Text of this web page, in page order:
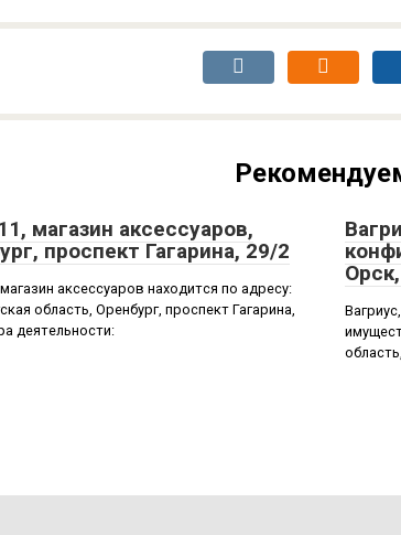
магазин аксессуаров,
проспект Гагарина, 29/2
аксессуаров находится по адресу:
область, Оренбург, проспект Гагарина,
деятельности: